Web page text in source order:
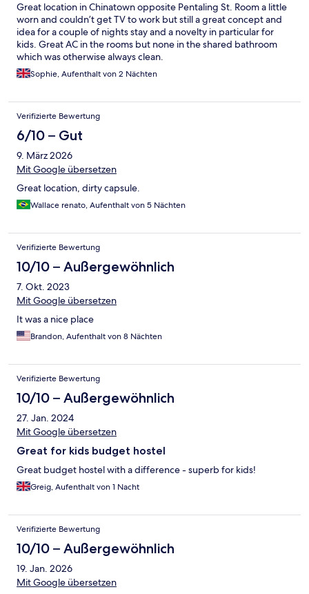
Great location in Chinatown opposite Pentaling St. Room a little
worn and couldn’t get TV to work but still a great concept and
idea for a couple of nights stay and a novelty in particular for
kids. Great AC in the rooms but none in the shared bathroom
which was otherwise always clean.
Sophie, Aufenthalt von 2 Nächten
Verifizierte Bewertung
6/10 – Gut
9. März 2026
Mit Google übersetzen
Great location, dirty capsule.
Wallace renato, Aufenthalt von 5 Nächten
Verifizierte Bewertung
10/10 – Außergewöhnlich
7. Okt. 2023
Mit Google übersetzen
It was a nice place
Brandon, Aufenthalt von 8 Nächten
Verifizierte Bewertung
10/10 – Außergewöhnlich
27. Jan. 2024
Mit Google übersetzen
Great for kids budget hostel
Great budget hostel with a difference - superb for kids!
Greig, Aufenthalt von 1 Nacht
Verifizierte Bewertung
10/10 – Außergewöhnlich
19. Jan. 2026
Mit Google übersetzen